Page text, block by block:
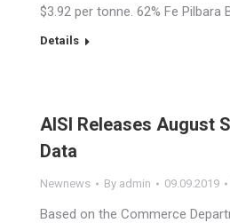
$3.92 per tonne. 62% Fe Pilbara
Details
AISI Releases August
Data
Newnews By admin 09.09.2019
Based on the Commerce